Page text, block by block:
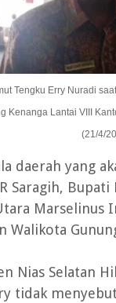
Tengku Erry Nuradi
Kenanga Lantai VIII
(21/4/
daerah yang
Saragih,
Marselinus
Walikota
Nias Selatan
tidak